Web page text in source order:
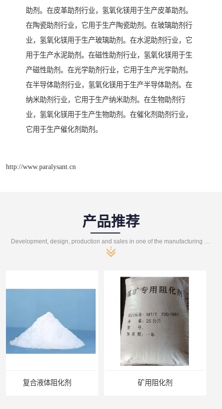
助剂。在皮革助剂行业，氢氧化镁用于生产皮革助剂。
在陶瓷助剂行业，它用于生产陶瓷助剂。在玻璃助剂行
业，氢氧化镁用于生产玻璃助剂。在水泥助剂行业，它
用于生产水泥助剂。在磁性助剂行业，氢氧化镁用于生
产磁性助剂。在光学助剂行业，它用于生产光学助剂。
在半导体助剂行业，氢氧化镁用于生产半导体助剂。在
纳米助剂行业，它用于生产纳米助剂。在生物助剂行
业，氢氧化镁用于生产生物助剂。在催化剂助剂行业，
它用于生产催化剂助剂。
http://www.paralysant.cn
产品推荐
矿用阻化剂 悬浮剂配方